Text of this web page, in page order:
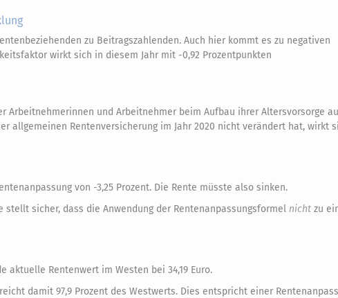
zu Beitragszahlenden. Auch hier kommt es zu negativen
wirkt sich in diesem Jahr mit -0,92 Prozentpunkten
Arbeitnehmerinnen und Arbeitnehmer beim Aufbau ihrer Altersvorsorge
allgemeinen Rentenversicherung im Jahr 2020 nicht verändert hat, wirkt
von -3,25 Prozent. Die Rente müsste also sinken.
stellt sicher, dass die Anwendung der Rentenanpassungsformel nicht zu
aktuelle Rentenwert im Westen bei 34,19 Euro.
damit 97,9 Prozent des Westwerts. Dies entspricht einer